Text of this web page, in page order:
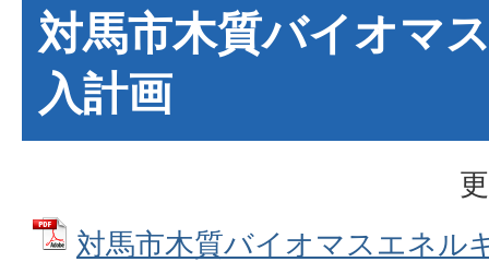
対馬市木質バイオマ
入計画
対馬市木質バイオマスエネル